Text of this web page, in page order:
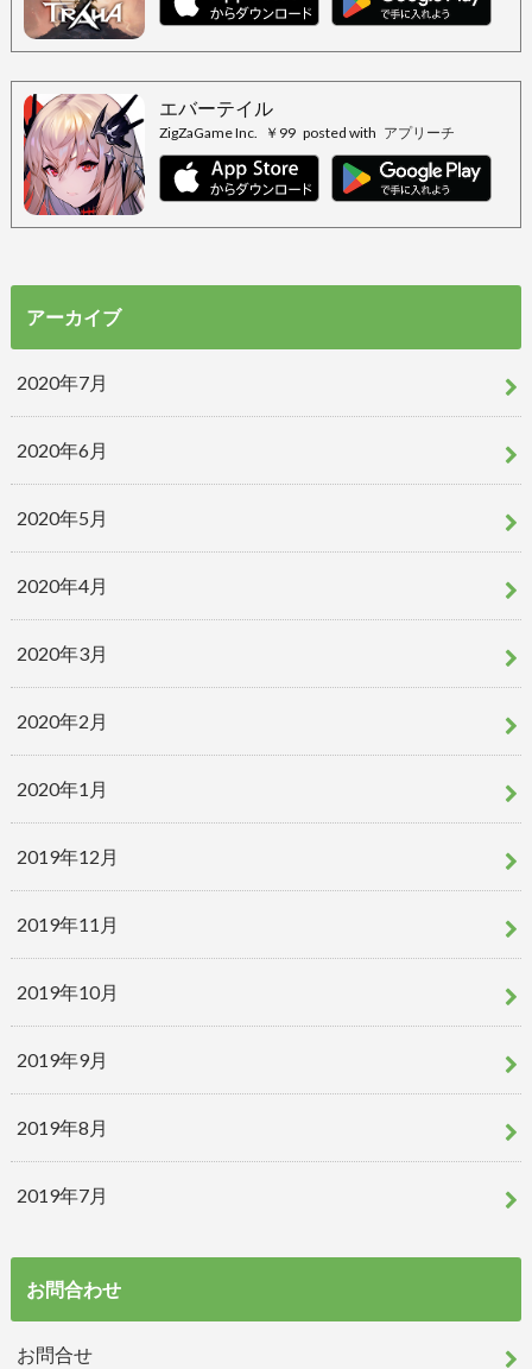
エバーテイル
ZigZaGame Inc. ￥99 posted with アプリーチ
アーカイブ
2020年7月
2020年6月
2020年5月
2020年4月
2020年3月
2020年2月
2020年1月
2019年12月
2019年11月
2019年10月
2019年9月
2019年8月
2019年7月
お問合わせ
お問合せ